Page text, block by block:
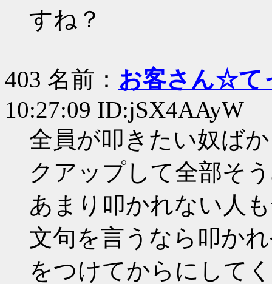
すね？
403 名前： お客さん☆て
10:27:09 ID:jSX4AAyW
全員が叩きたい奴ば
クアップして全部そ
あまり叩かれない人
文句を言うなら叩か
をつけてからにして